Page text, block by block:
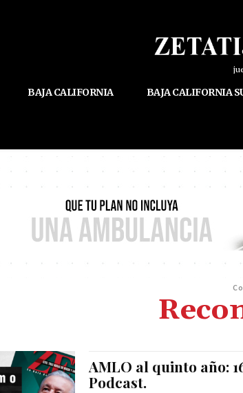
BAJA CALIFORNIA BAJA CALIFORNIA
AMLO al quinto año:
Podcast.